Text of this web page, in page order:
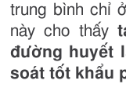
trung bình chỉ
này cho thấy
đường huyết
soát tốt khẩu